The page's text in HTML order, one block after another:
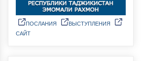
ПОСЛАНИЯ
ВЫСТУПЛЕНИЯ
САЙТ